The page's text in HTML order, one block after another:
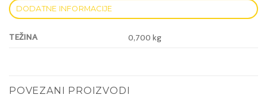
DODATNE INFORMACIJE
TEŽINA 0,700 kg
POVEZANI PROIZVODI